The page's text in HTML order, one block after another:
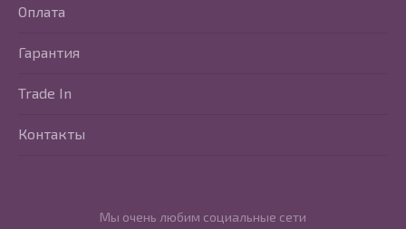
Мы очень любим социальные сети
Оплата
Гарантия
Trade In
Контакты